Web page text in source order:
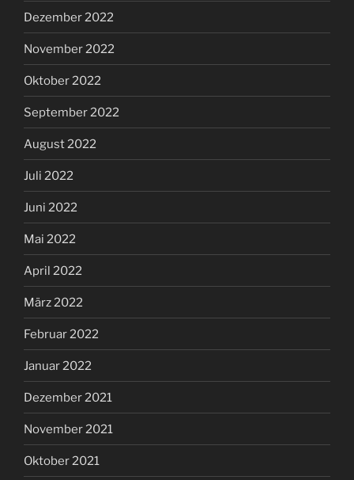
Dezember 2022
November 2022
Oktober 2022
September 2022
August 2022
Juli 2022
Juni 2022
Mai 2022
April 2022
März 2022
Februar 2022
Januar 2022
Dezember 2021
November 2021
Oktober 2021